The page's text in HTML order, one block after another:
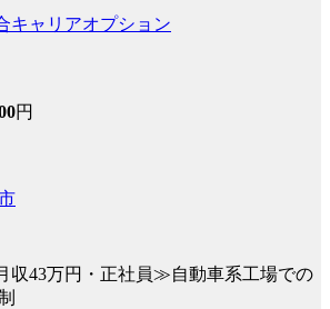
キャリアオプション
円
収43万円・正社員≫自動車系工場での